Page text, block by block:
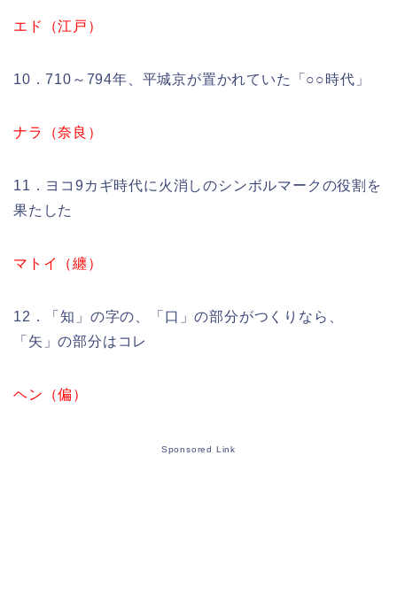
エド（江戸）
10．710～794年、平城京が置かれていた「○○時代」
ナラ（奈良）
11．ヨコ9カギ時代に火消しのシンボルマークの役割を
果たした
マトイ（纏）
12．「知」の字の、「口」の部分がつくりなら、
「矢」の部分はコレ
ヘン（偏）
Sponsored Link